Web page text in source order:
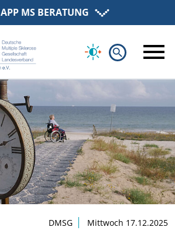
APP MS BERATUNG
search
DMSG Mittwoch 17.12.2025